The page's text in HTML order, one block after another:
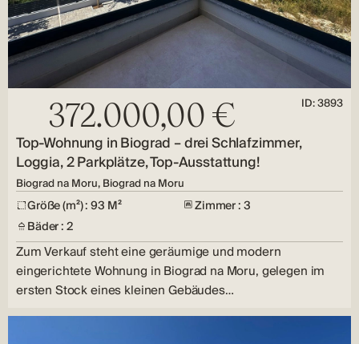
372.000,00 € ID: 3893
Top-Wohnung in Biograd – drei Schlafzimmer,
Loggia, 2 Parkplätze, Top-Ausstattung!
Biograd na Moru, Biograd na Moru
Größe (m²) : 93 M²
Zimmer : 3
Bäder : 2
Zum Verkauf steht eine geräumige und modern
eingerichtete Wohnung in Biograd na Moru, gelegen im
ersten Stock eines kleinen Gebäudes…